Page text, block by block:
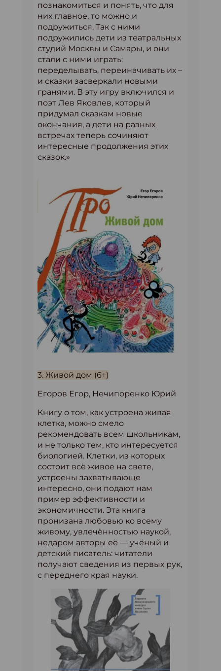
познакомиться и понять, что для
них главное, то можно и
подружиться. Так с ними
подружились дети из театральных
студий Москвы и Самары, и они
стали с ними играть:
переделывать, переиначивать их –
и сказки засверкали новыми
гранями. В эту игру включился и
поэт Лев Яковлев, который
придумал сказкам новые
окончания, а дети на разных
встречах теперь сочиняют
интересные продолжения этих
сказок.»
3. Живой дом (6+)
Егоров Егор, Нечипоренко Юрий
Книгу о том, как устроена живая
клетка, можно смело
рекомендовать всем школьникам,
и не только тем, кто интересуется
биологией. Клетки, из которых
состоит всё живое на свете,
устроены захватывающе
интересно, они подают нам
пример эффективности и
экономичности. Эта книга
пронизана любовью ко всему
живому, увлечённостью наукой,
недаром авторы её — учёный и
детский писатель: читатели
получают сведения из первых рук,
с переднего края науки.